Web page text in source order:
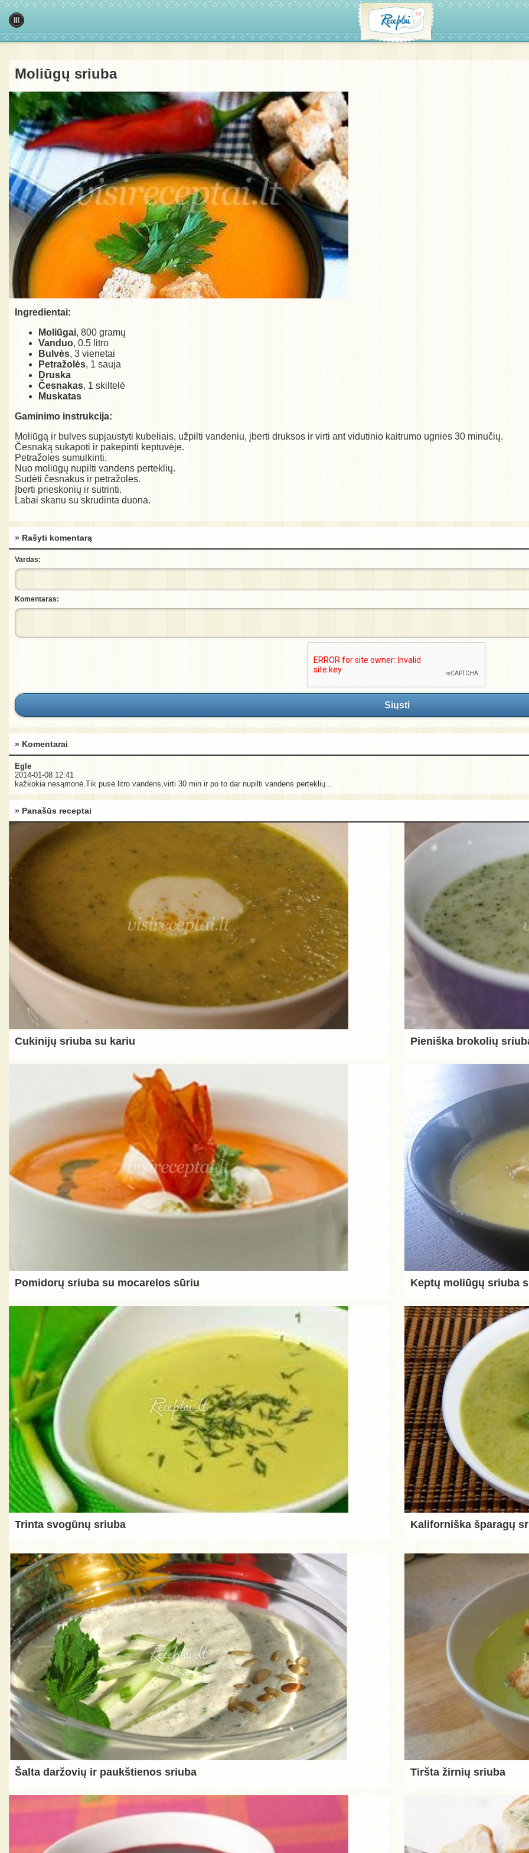
Moliūgų sriuba
Ingredientai:
Moliūgai, 800 gramų
Vanduo, 0.5 litro
Bulvės, 3 vienetai
Petražolės, 1 sauja
Druska
Česnakas, 1 skiltelė
Muskatas
Gaminimo instrukcija:
Moliūgą ir bulves supjaustyti kubeliais, užpilti vandeniu, įberti druksos ir virti ant vidutinio kaitrumo ugnies 30 minučių.
Česnaką sukapoti ir pakepinti keptuvėje.
Petražoles sumulkinti.
Nuo moliūgų nupilti vandens perteklių.
Sudėti česnakus ir petražoles.
Įberti prieskonių ir sutrinti.
Labai skanu su skrudinta duona.
» Rašyti komentarą
Vardas:
Komentaras:
Siųsti
» Komentarai
Egle
2014-01-08 12:41
kažkokia nesąmonė.Tik pusė litro vandens,virti 30 min ir po to dar nupilti vandens perteklių...
» Panašūs receptai
Cukinijų sriuba su kariu Pieniška brokolių
Pomidorų sriuba su mocarelos sūriu Keptų moliūgų sriuba
Trinta svogūnų sriuba Kaliforniška šparagų
Šalta daržovių ir paukštienos sriuba Tiršta žirnių sriuba